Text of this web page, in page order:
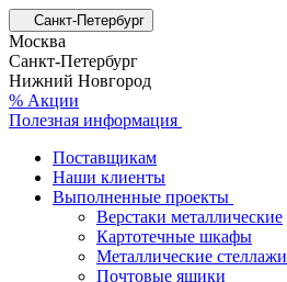
Санкт-Петербург
Москва
Санкт-Петербург
Нижний Новгород
% Акции
Полезная информация
Поставщикам
Наши клиенты
Выполненные проекты
Верстаки металлические
Картотечные шкафы
Металлические стеллажи
Почтовые ящики